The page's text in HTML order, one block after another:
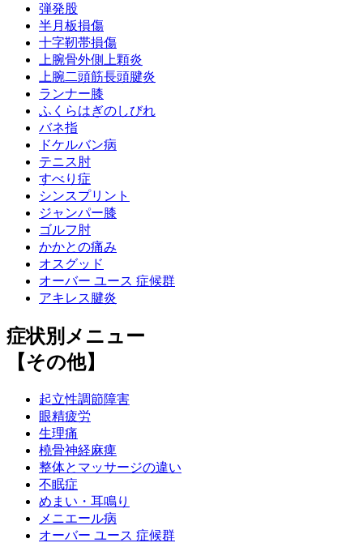
弾発股
半月板損傷
十字靭帯損傷
上腕骨外側上顆炎
上腕二頭筋長頭腱炎
ランナー膝
ふくらはぎのしびれ
バネ指
ドケルバン病
テニス肘
すべり症
シンスプリント
ジャンパー膝
ゴルフ肘
かかとの痛み
オスグッド
オーバー ユース 症候群
アキレス腱炎
症状別メニュー
【その他】
起立性調節障害
眼精疲労
生理痛
橈骨神経麻痺
整体とマッサージの違い
不眠症
めまい・耳鳴り
メニエール病
オーバー ユース 症候群